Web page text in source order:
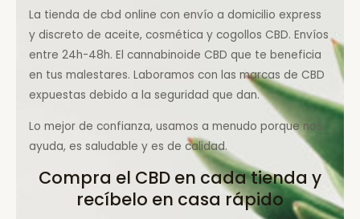
La tienda de cbd online con envío a domicilio express
y discreto de aceite, cosmética y cogollos CBD. Envíos
entre 24h-48h. El cannabinoide CBD que te beneficia
en tus malestares. Laboramos con las marcas de CBD
expuestas debido a la seguridad que dan.
Lo mejor de confianza, usamos a menudo porque nos
ayuda, es saludable y es de calidad.
Compra el CBD en cada tienda y
recíbelo en casa rápido